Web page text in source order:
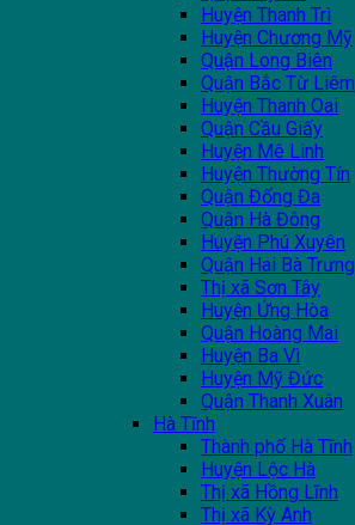
Huyện Thanh Trì
Huyện Chương Mỹ
Quận Long Biên
Quận Bắc Từ Liêm
Huyện Thanh Oai
Quận Cầu Giấy
Huyện Mê Linh
Huyện Thường Tín
Quận Đống Đa
Quận Hà Đông
Huyện Phú Xuyên
Quận Hai Bà Trưng
Thị xã Sơn Tây
Huyện Ứng Hòa
Quận Hoàng Mai
Huyện Ba Vì
Huyện Mỹ Đức
Quận Thanh Xuân
Hà Tĩnh
Thành phố Hà Tĩnh
Huyện Lộc Hà
Thị xã Hồng Lĩnh
Thị xã Kỳ Anh